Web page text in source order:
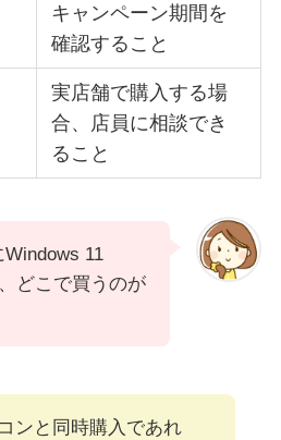
キャンペーン期間を
確認すること
実店舗で購入する場
合、店員に相談でき
ること
11
どこで買うのが
ンと同時購入であれ